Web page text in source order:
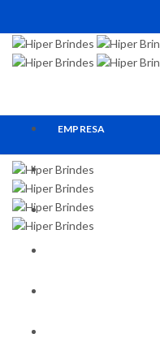
EMPRESA
TÊXTEIS
ESCRITA